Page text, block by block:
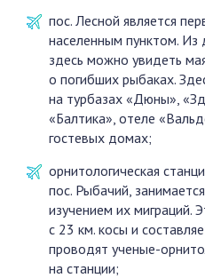
пос. Лесной является
населенным пунктом. Из
здесь можно увидеть
о погибших рыбаках.
на турбазах «Дюны»,
«Балтика», отеле
гостевых домах;
орнитологическая
пос. Рыбачий,
изучением их миграций.
с 23 км. косы и
проводят ученые-
на станции;